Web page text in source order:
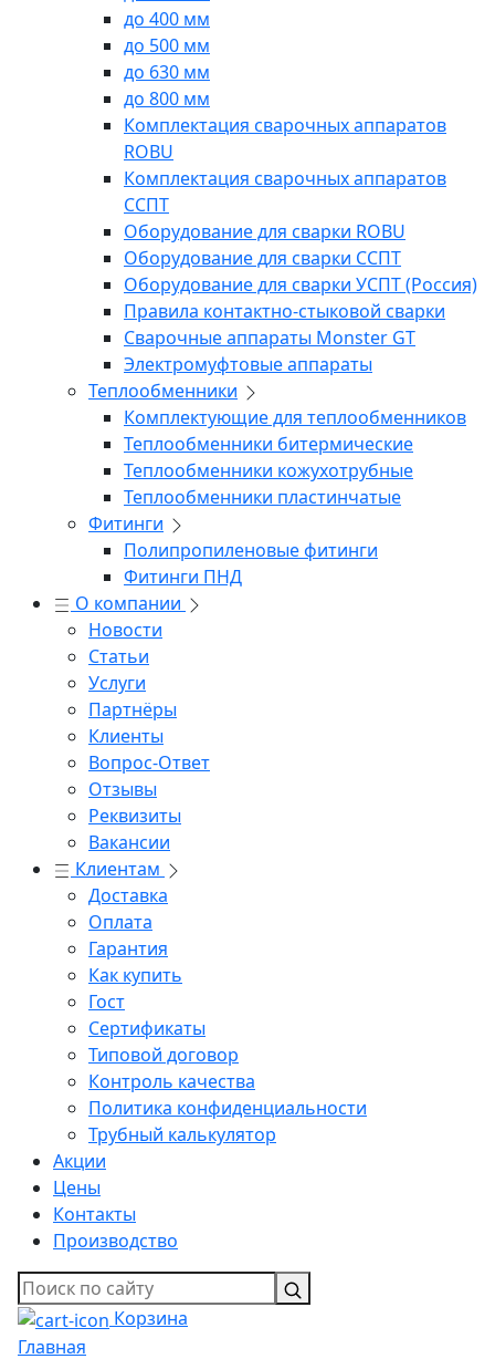
до 400 мм
до 500 мм
до 630 мм
до 800 мм
Комплектация сварочных аппаратов
ROBU
Комплектация сварочных аппаратов
ССПТ
Оборудование для сварки ROBU
Оборудование для сварки ССПТ
Оборудование для сварки УСПТ (Россия)
Правила контактно-стыковой сварки
Сварочные аппараты Monster GT
Электромуфтовые аппараты
Теплообменники
Комплектующие для теплообменников
Теплообменники битермические
Теплообменники кожухотрубные
Теплообменники пластинчатые
Фитинги
Полипропиленовые фитинги
Фитинги ПНД
О компании
Новости
Статьи
Услуги
Партнёры
Клиенты
Вопрос-Ответ
Отзывы
Реквизиты
Вакансии
Клиентам
Доставка
Оплата
Гарантия
Как купить
Гост
Сертификаты
Типовой договор
Контроль качества
Политика конфиденциальности
Трубный калькулятор
Акции
Цены
Контакты
Производство
Корзина
Главная